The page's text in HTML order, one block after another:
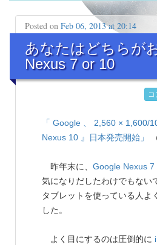
Posted on Feb 06, 2013 at 20:14
あなたはどちらが
Nexus 7 or 10
「 Google 、 2,560 × 1,600/
Nexus 10 』日本発売開始」
昨年末に、 Google Nexus 7
気になりだしたわけでもない
タブレットを使っている人よ
した。
よく目にするのは圧倒的に